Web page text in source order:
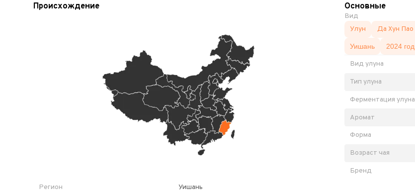
Происхождение
Регион Уишань
Основные
Вид
Улун
Да Хун Пао
Уишань 2024 год
Вид улуна
Тип улуна
Ферментация улуна
Аромат
Форма
Возраст чая
Бренд